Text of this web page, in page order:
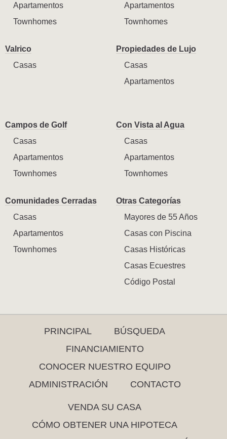
Apartamentos
Townhomes
Apartamentos
Townhomes
Valrico
Casas
Propiedades de Lujo
Casas
Apartamentos
Campos de Golf
Casas
Apartamentos
Townhomes
Con Vista al Agua
Casas
Apartamentos
Townhomes
Comunidades Cerradas
Casas
Apartamentos
Townhomes
Otras Categorías
Mayores de 55 Años
Casas con Piscina
Casas Históricas
Casas Ecuestres
Código Postal
PRINCIPAL
BÚSQUEDA
FINANCIAMIENTO
CONOCER NUESTRO EQUIPO
ADMINISTRACIÓN
CONTACTO
VENDA SU CASA
CÓMO OBTENER UNA HIPOTECA